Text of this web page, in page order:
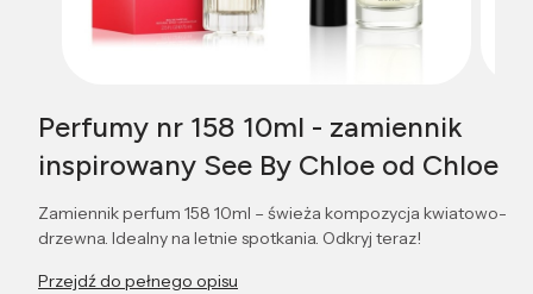
Perfumy nr 158 10ml - zamiennik
inspirowany See By Chloe od Chloe
Zamiennik perfum 158 10ml – świeża kompozycja kwiatowo-
drzewna. Idealny na letnie spotkania. Odkryj teraz!
Przejdź do pełnego opisu